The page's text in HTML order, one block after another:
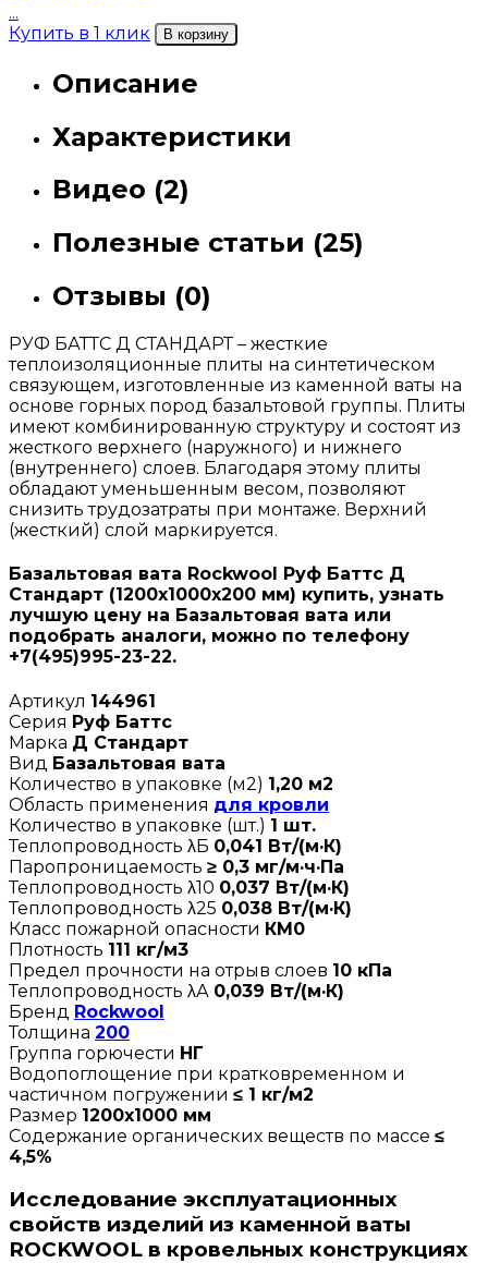
...
Купить в 1 клик
В корзину
Описание
Характеристики
Видео (2)
Полезные статьи (25)
Отзывы (0)
РУФ БАТТС Д СТАНДАРТ – жесткие
теплоизоляционные плиты на синтетическом
связующем, изготовленные из каменной ваты на
основе горных пород базальтовой группы. Плиты
имеют комбинированную структуру и состоят из
жесткого верхнего (наружного) и нижнего
(внутреннего) слоев. Благодаря этому плиты
обладают уменьшенным весом, позволяют
снизить трудозатраты при монтаже. Верхний
(жесткий) слой маркируется.
Базальтовая вата Rockwool Руф Баттс Д
Стандарт (1200х1000х200 мм) купить, узнать
лучшую цену на Базальтовая вата или
подобрать аналоги, можно по телефону
+7(495)995-23-22.
Артикул 144961
Серия Руф Баттс
Марка Д Стандарт
Вид Базальтовая вата
Количество в упаковке (м2) 1,20 м2
Область применения для кровли
Количество в упаковке (шт.) 1 шт.
Теплопроводность λБ 0,041 Вт/(м·К)
Паропроницаемость ≥ 0,3 мг/м·ч·Па
Теплопроводность λ10 0,037 Вт/(м·К)
Теплопроводность λ25 0,038 Вт/(м·К)
Класс пожарной опасности КМ0
Плотность 111 кг/м3
Предел прочности на отрыв слоев 10 кПа
Теплопроводность λА 0,039 Вт/(м·К)
Бренд Rockwool
Толщина 200
Группа горючести НГ
Водопоглощение при кратковременном и
частичном погружении ≤ 1 кг/м2
Размер 1200х1000 мм
Содержание органических веществ по массе ≤
4,5%
Исследование эксплуатационных
свойств изделий из каменной ваты
ROCKWOOL в кровельных конструкциях